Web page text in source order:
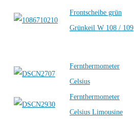
Frontscheibe grün
Grünkeil W 108 / 109
Fernthermometer
Celsius
Fernthermometer
Celsius Limousine